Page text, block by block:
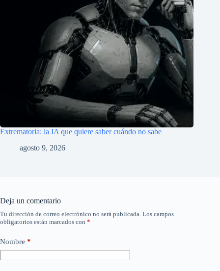
Extrematoria: la IA que quiere saber cuándo no sabe
agosto 9, 2026
Deja un comentario
Tu dirección de correo electrónico no será publicada. Los campos
obligatorios están marcados con *
Nombre *